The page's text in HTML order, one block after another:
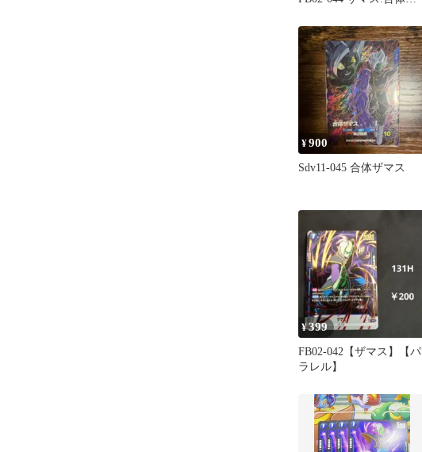
¥900
Sdv11-045 合体ザマス
¥399
FB02-042【ザマス】【パ
ラレル】